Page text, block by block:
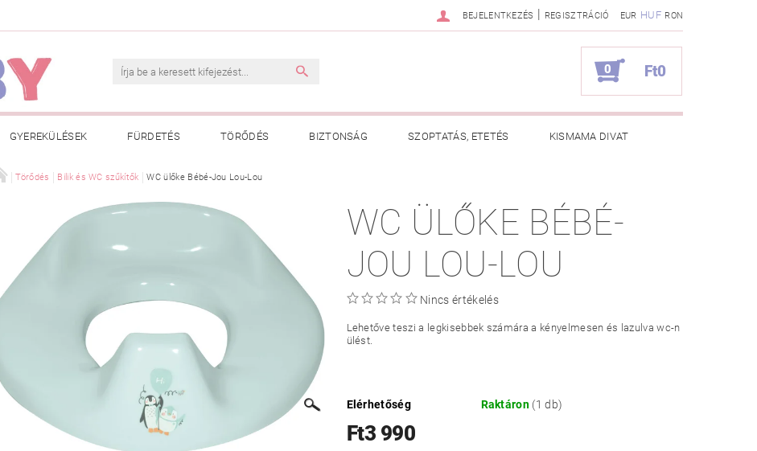
EUR HUF RON
BEJELENTKEZÉS | REGISZTRÁCIÓ
0 Ft0
GYEREKÜLÉSEK FÜRDETÉS TÖRŐDÉS BIZTONSÁG SZOPTATÁS, ETETÉS KISMAMA DIVAT
VÁSÁRLÁSI FELTÉTELEK ADATKEZELÉSI TÁJÉKOZTATÓ
A MEGFELELŐ MÉRET MEGÁLLAPÍTÁSA HASZNOS TANÁCSOK RENDELÉSEM
Törődés Bilik és WC szűkítők WC ülőke Bébé-Jou Lou-Lou
WC ÜLŐKE BÉBÉ-
JOU LOU-LOU
Nincs értékelés
Lehetőve teszi a legkisebbek számára a kényelmesen és lazulva wc-n
ülést.
Elérhetőség Raktáron (1 db)
Ft3 990